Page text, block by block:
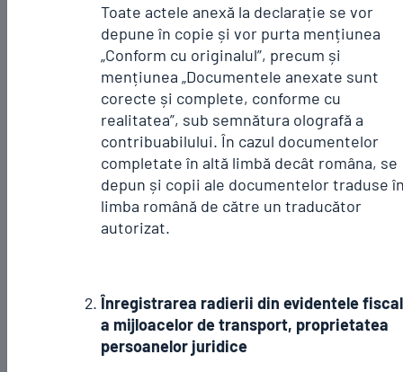
Toate actele anexă la declarație se vor
depune în copie și vor purta mențiunea
„Conform cu originalul”, precum și
mențiunea „Documentele anexate sunt
corecte și complete, conforme cu
realitatea”, sub semnătura olografă a
contribuabilului. În cazul documentelor
completate în altă limbă decât româna, se
depun și copii ale documentelor traduse
limba română de către un traducător
autorizat.
Înregistrarea radierii din evidentele
a mijloacelor de transport, proprietatea
persoanelor juridice